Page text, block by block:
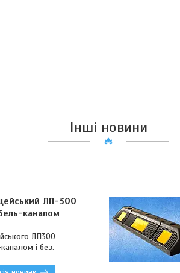
Інші новини
ЛП-300
каналом
ЛП300
і без.